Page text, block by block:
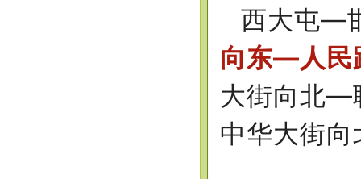
西大屯—
向东—人民
大街向北—
中华大街